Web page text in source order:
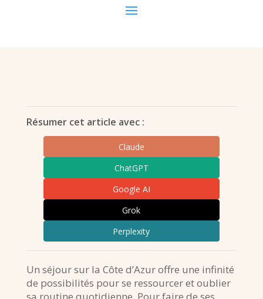
Résumer cet article avec :
Claude
ChatGPT
Google AI
Grok
Perplexity
Un séjour sur la Côte d’Azur offre une infinité
de possibilités pour se ressourcer et oublier